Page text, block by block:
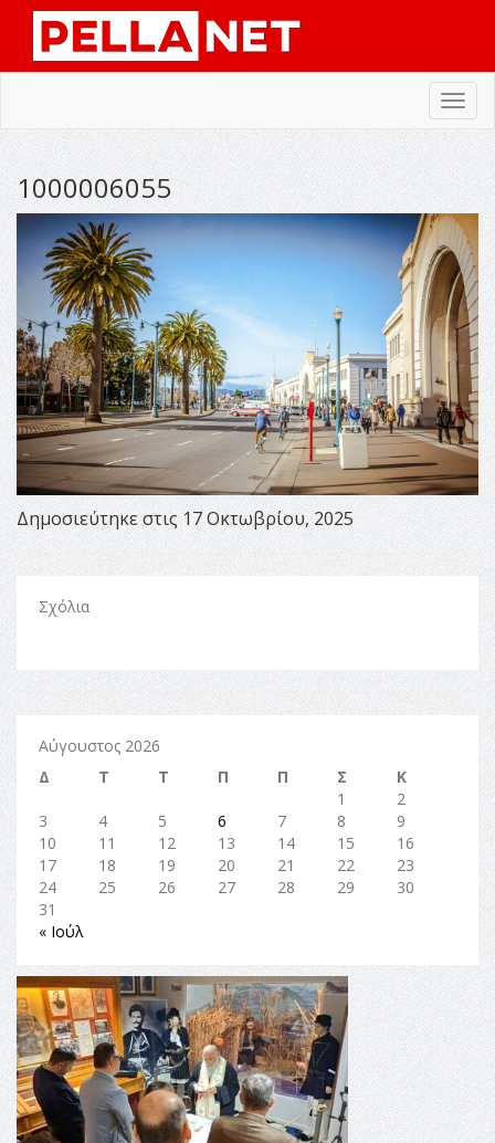
1000006055
Δημοσιεύτηκε στις 17 Οκτωβρίου, 2025
Σχόλια
Αύγουστος 2026
Δ
Τ Τ Π Π Σ
Κ
1
2
3
4 5 6 7 8
9
10
11 12 13 14 15
16
17
18 19 20 21 22
23
24
25 26 27 28 29
30
31
« Ιούλ